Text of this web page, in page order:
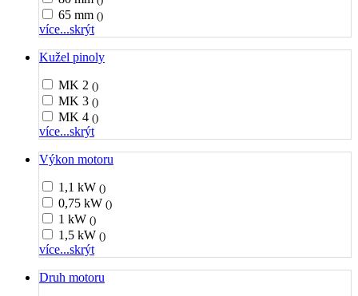
65 mm ()
více...skrýt
Kužel pinoly
MK 2 ()
MK 3 ()
MK 4 ()
více...skrýt
Výkon motoru
1,1 kW ()
0,75 kW ()
1 kW ()
1,5 kW ()
více...skrýt
Druh motoru